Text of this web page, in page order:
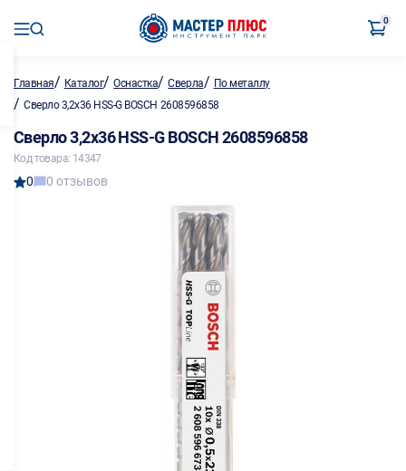
0
Главная/ Каталог/Оснастка/Сверла/ По металлу
/ Сверло 3,2х36 HSS-G BOSCH 2608596858
Сверло 3,2х36 HSS-G BOSCH 2608596858
Код товара: 14347
0 0 отзывов